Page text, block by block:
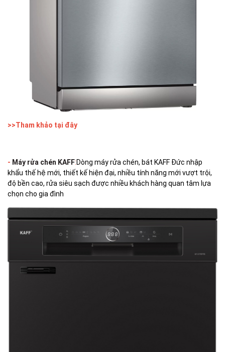
>>Tham khảo tại đây
- Máy rửa chén KAFF:Dòng máy rửa chén, bát KAFF Đức nhập
khẩu thế hệ mới, thiết kế hiện đại, nhiều tính năng mới vượt trội,
độ bền cao, rửa siêu sạch được nhiều khách hàng quan tâm lựa
chọn cho gia đình